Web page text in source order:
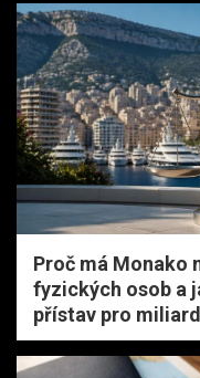
Proč má Monako
fyzických osob a
přístav pro